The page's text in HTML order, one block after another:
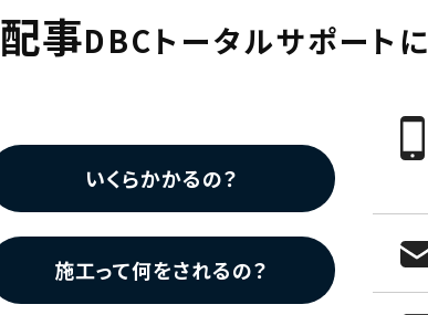
事DBCトータルサポートに
いくらかかるの？
施工って何をされるの？